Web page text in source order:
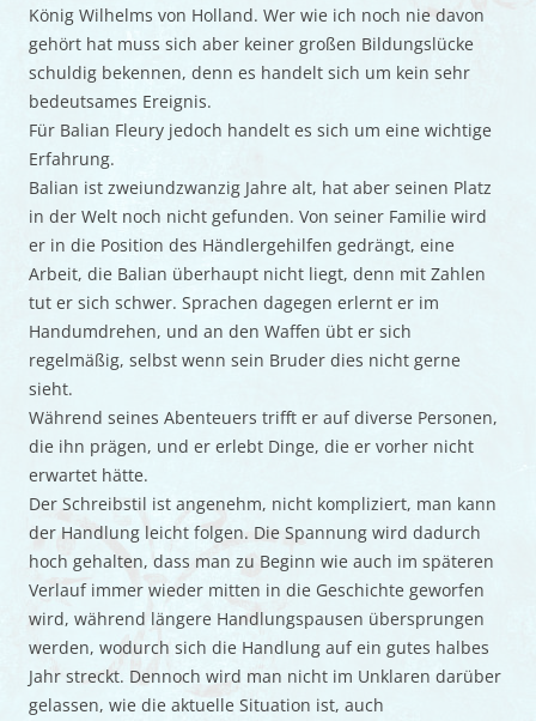
König Wilhelms von Holland. Wer wie ich noch nie davon
gehört hat muss sich aber keiner großen Bildungslücke
schuldig bekennen, denn es handelt sich um kein sehr
bedeutsames Ereignis.
Für Balian Fleury jedoch handelt es sich um eine wichtige
Erfahrung.
Balian ist zweiundzwanzig Jahre alt, hat aber seinen Platz
in der Welt noch nicht gefunden. Von seiner Familie wird
er in die Position des Händlergehilfen gedrängt, eine
Arbeit, die Balian überhaupt nicht liegt, denn mit Zahlen
tut er sich schwer. Sprachen dagegen erlernt er im
Handumdrehen, und an den Waffen übt er sich
regelmäßig, selbst wenn sein Bruder dies nicht gerne
sieht.
Während seines Abenteuers trifft er auf diverse Personen,
die ihn prägen, und er erlebt Dinge, die er vorher nicht
erwartet hätte.
Der Schreibstil ist angenehm, nicht kompliziert, man kann
der Handlung leicht folgen. Die Spannung wird dadurch
hoch gehalten, dass man zu Beginn wie auch im späteren
Verlauf immer wieder mitten in die Geschichte geworfen
wird, während längere Handlungspausen übersprungen
werden, wodurch sich die Handlung auf ein gutes halbes
Jahr streckt. Dennoch wird man nicht im Unklaren darüber
gelassen, wie die aktuelle Situation ist, auch